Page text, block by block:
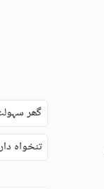
گھر
تنخواہ